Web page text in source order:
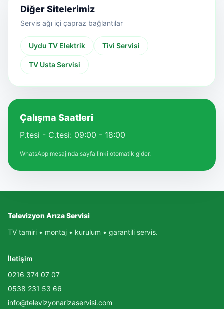
Diğer Sitelerimiz
Servis ağı içi çapraz bağlantılar
Uydu TV Elektrik Tivi Servisi
TV Usta Servisi
Çalışma Saatleri
P.tesi - C.tesi: 09:00 - 18:00
WhatsApp mesajında sayfa linki otomatik gider.
Televizyon Arıza Servisi
TV tamiri • montaj • kurulum • garantili servis.
İletişim
0216 374 07 07
0538 231 53 66
info@televizyonarizaservisi.com